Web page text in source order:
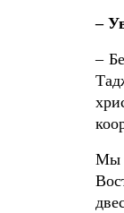
–
–
Мы